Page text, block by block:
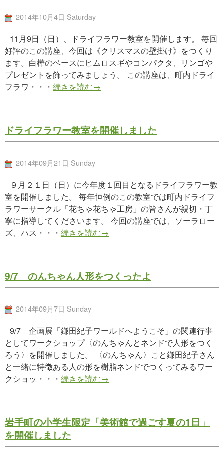
2014年10月4日 Saturday
11月9日（日）、ドライフラワー教室を開催します。 毎回
好評のこの講座、今回は《クリスマスの壁掛け》をつくり
ます。白樺のベースにヒムロスギやコンパクタ、リンゴや
プレゼントを飾ってみましょう。 この講座は、町内ドライ
フラワ・・・ 続きを読む→
ドライフラワー教室を開催しました
2014年09月21日 Sunday
９月２１日（日）に今年度１回目となるドライフラワー教
室を開催しました。 毎年恒例のこの教室では町内ドライフ
ラワーサークル「花ちゃ花ちゃ工房」の皆さんが親切・丁
寧に指導してくださいます。 今回の講座では、ソーラロー
ズ、ハス・・・ 続きを読む→
9/7 のんちゃん人形をつくったよ
2014年09月7日 Sunday
9/7 企画展「鎌田紀子ワールドへようこそ」の関連行事
としてワークショップ〈のんちゃんとネンドで人形をつく
ろう〉を開催しました。 〈のんちゃん〉こと鎌田紀子さん
と一緒に特徴ある人の形を樹脂ネンドでつくってみるワー
クショッ・・・ 続きを読む→
岩手町の小学生限定「美術館で過ごす夏の1日」
を開催しました